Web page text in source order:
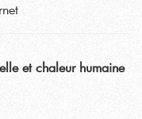
et chaleur humaine